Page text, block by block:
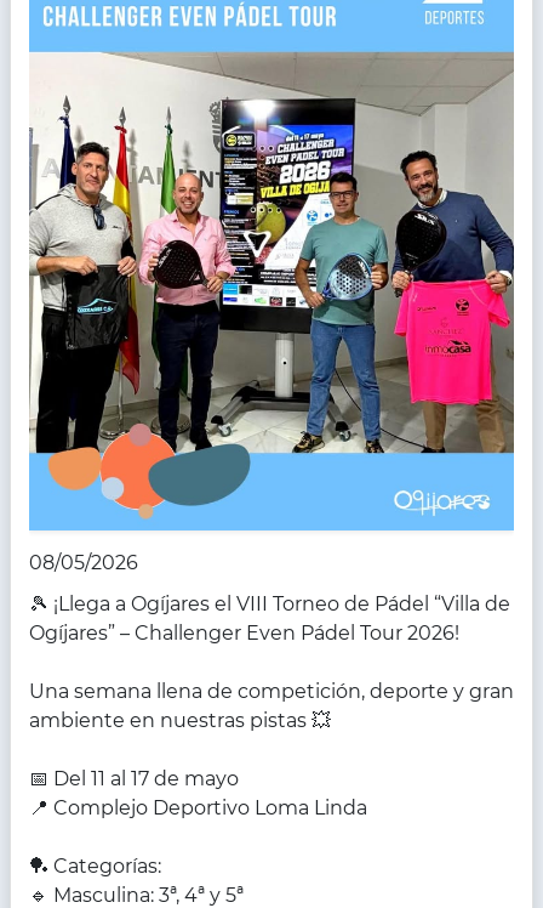
08/05/2026
🎾 ¡Llega a Ogíjares el VIII Torneo de Pádel “Villa de
Ogíjares” – Challenger Even Pádel Tour 2026!
Una semana llena de competición, deporte y gran
ambiente en nuestras pistas 💥
📅 Del 11 al 17 de mayo
📍 Complejo Deportivo Loma Linda
🏓 Categorías:
🔹 Masculina: 3ª, 4ª y 5ª